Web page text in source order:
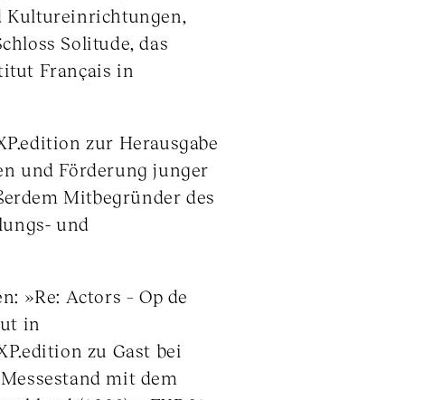
Kultureinrichtungen,
Solitude, das
Français in
zur Herausgabe
und Förderung junger
Mitbegründer des
und
»Re: Actors – Op de
in
zu Gast bei
mit dem